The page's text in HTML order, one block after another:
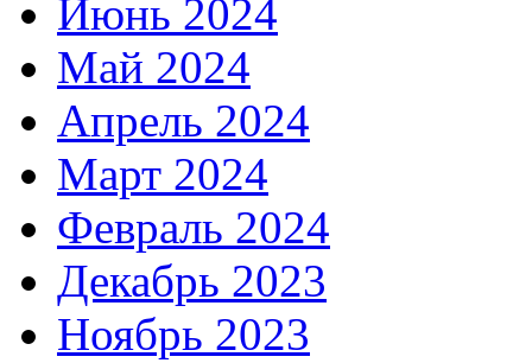
Июнь 2024
Май 2024
Апрель 2024
Март 2024
Февраль 2024
Декабрь 2023
Ноябрь 2023